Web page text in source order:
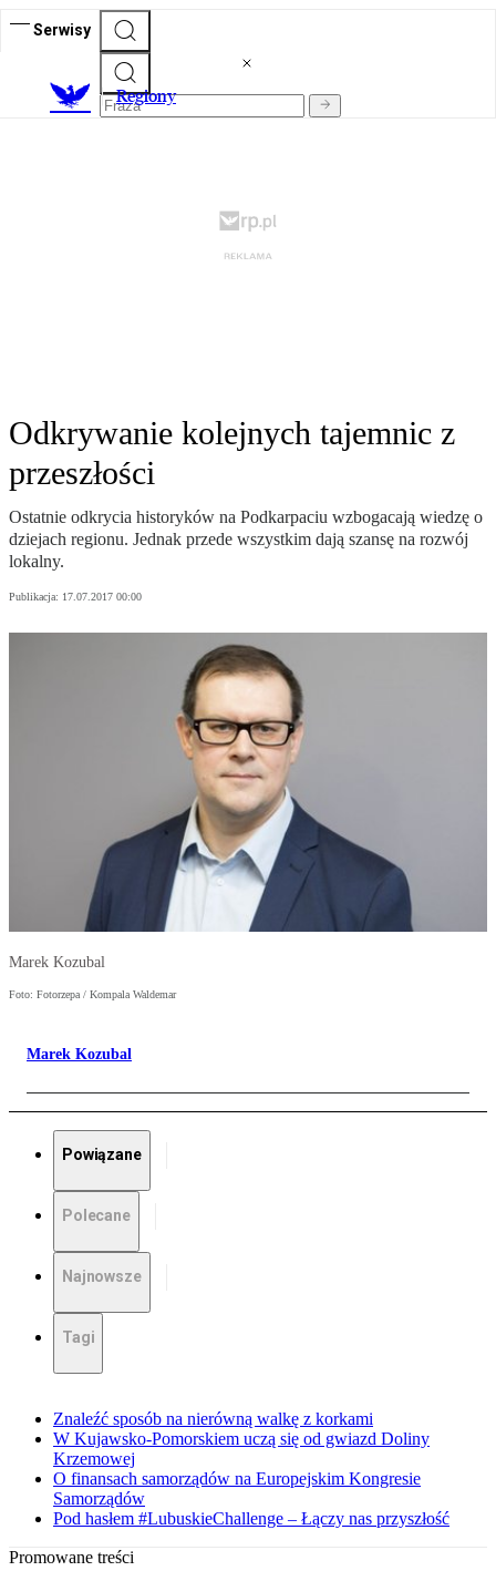
Serwisy
Regiony
Odkrywanie kolejnych tajemnic z
przeszłości
Ostatnie odkrycia historyków na Podkarpaciu wzbogacają wiedzę o
dziejach regionu. Jednak przede wszystkim dają szansę na rozwój
lokalny.
Publikacja: 17.07.2017 00:00
Marek Kozubal
Foto: Fotorzepa / Kompala Waldemar
Marek Kozubal
Powiązane
Polecane
Najnowsze
Tagi
Znaleźć sposób na nierówną walkę z korkami
W Kujawsko-Pomorskiem uczą się od gwiazd Doliny
Krzemowej
O finansach samorządów na Europejskim Kongresie
Samorządów
Pod hasłem #LubuskieChallenge – Łączy nas przyszłość
Promowane treści